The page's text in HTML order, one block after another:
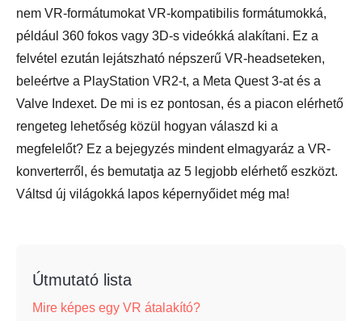
nem VR-formátumokat VR-kompatibilis formátumokká,
például 360 fokos vagy 3D-s videókká alakítani. Ez a
felvétel ezután lejátszható népszerű VR-headseteken,
beleértve a PlayStation VR2-t, a Meta Quest 3-at és a
Valve Indexet. De mi is ez pontosan, és a piacon elérhető
rengeteg lehetőség közül hogyan válaszd ki a
megfelelőt? Ez a bejegyzés mindent elmagyaráz a VR-
konverterről, és bemutatja az 5 legjobb elérhető eszközt.
Váltsd új világokká lapos képernyőidet még ma!
Útmutató lista
Mire képes egy VR átalakító?